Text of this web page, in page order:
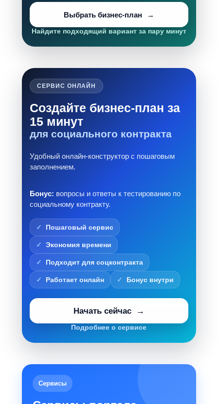
Выбрать бизнес-план
Найдите подходящий вариант за пару минут
СЕРВИС ОНЛАЙН
Создайте бизнес-план за
15 минут
для социального контракта
Удобный онлайн-конструктор с пошаговым
заполнением.
Бонус: вопросы и ответы к тестированию по
социальному контракту.
Пошаговый сервис
Экономия времени
Подходит для соцконтракта
Работает онлайн Бонус внутри
Начать сейчас
Подробнее о сервисе
Сервисы